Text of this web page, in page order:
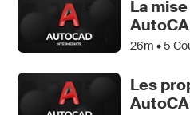
La
26m •5
Les